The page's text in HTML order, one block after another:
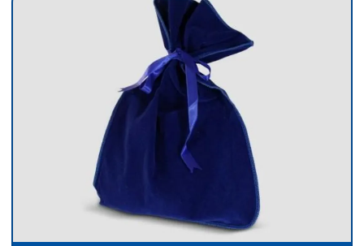
Folha de papel crepom parafinado
Folha de papel de seda atacado
Folha de papel veludo
Folha de seda fluorescente
Fornecedor de algodão flocado
Fornecedor de cartolina camurça
Fornecedor de crepom parafinado